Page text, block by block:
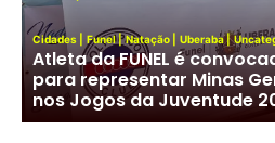
Cidades Jockey Club| Uberaba
Jockey Club de Uberaba
neste domingo as
Joqueanas 2026